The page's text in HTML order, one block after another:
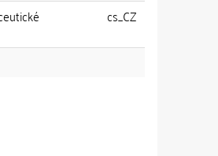
cs_CZ